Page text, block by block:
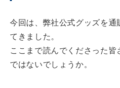
今回は、弊社公式グッズを通
てきました。
ここまで読んでくださった
ではないでしょうか。